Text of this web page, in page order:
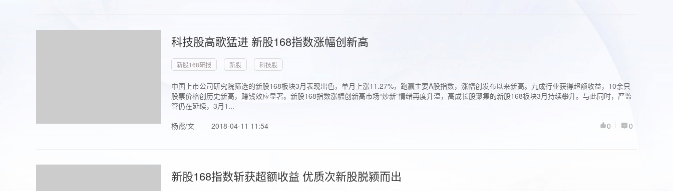
科技股高歌猛进 新股168指数涨幅创新高
新股168研报 新股 科技股
中国上市公司研究院筛选的新股168板块3月表现出色，单月上涨11.27%，跑赢主要A股指数，涨幅创发布以来新高。九成行业获得超额收益，10余只
股票价格创历史新高，赚钱效应显著。新股168指数涨幅创新高市场“炒新”情绪再度升温，高成长股聚集的新股168板块3月持续攀升。与此同时，严监
管仍在延续，3月1...
杨霞/文
2018-04-11 11:54 0
0
新股168指数斩获超额收益 优质次新股脱颍而出